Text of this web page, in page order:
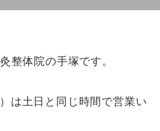
整体院の手塚です。
は土日と同じ時間で営業い